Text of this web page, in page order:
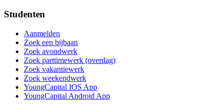
Studenten
Aanmelden
Zoek een bijbaan
Zoek avondwerk
Zoek parttimewerk (overdag)
Zoek vakantiewerk
Zoek weekendwerk
YoungCapital IOS App
YoungCapital Android App